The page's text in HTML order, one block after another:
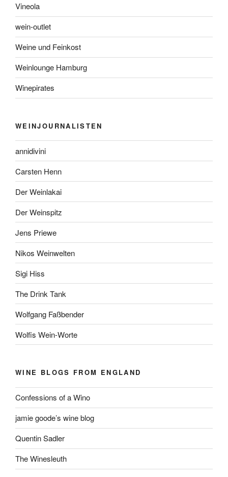
Vineola
wein-outlet
Weine und Feinkost
Weinlounge Hamburg
Winepirates
WEINJOURNALISTEN
annidivini
Carsten Henn
Der Weinlakai
Der Weinspitz
Jens Priewe
Nikos Weinwelten
Sigi Hiss
The Drink Tank
Wolfgang Faßbender
Wolfis Wein-Worte
WINE BLOGS FROM ENGLAND
Confessions of a Wino
jamie goode’s wine blog
Quentin Sadler
The Winesleuth